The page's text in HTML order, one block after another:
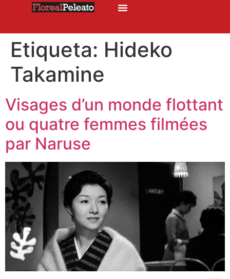
Etiqueta: Hideko
Takamine
Visages d’un monde flottant
ou quatre femmes filmées
par Naruse